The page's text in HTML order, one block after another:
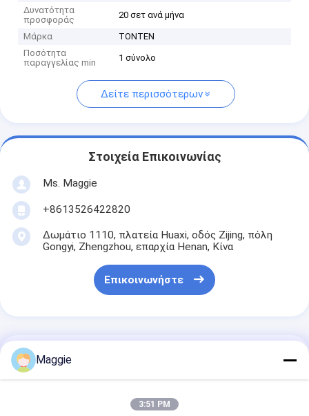
Δυνατότητα
προσφοράς
20 σετ ανά μήνα
Μάρκα
TONTEN
Ποσότητα
παραγγελίας min
1 σύνολο
Δείτε περισσότερων
Στοιχεία Επικοινωνίας
Ms. Maggie
+8613526422820
Δωμάτιο 1110, πλατεία Huaxi, οδός Zijing, πόλη
Gongyi, Zhengzhou, επαρχία Henan, Κίνα
Επικοινωνήστε
Αποκτήστε Την Καλύτερη Τιμή Για
Ηλεκτρική Θέρμανση Ρόζα
Κασάβα Ζώνη στεγνωτήρα
Maggie
3:51 PM